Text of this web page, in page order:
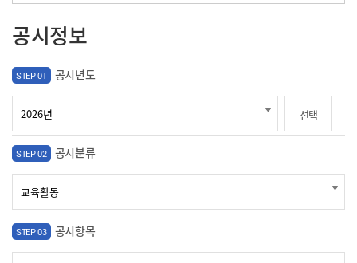
공시정보
STEP 01 공시년도
선택
STEP 02 공시분류
STEP 03 공시항목